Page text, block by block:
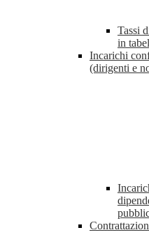
Tassi
in
Incarichi
(dirigenti e